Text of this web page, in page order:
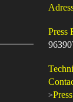
Press
>